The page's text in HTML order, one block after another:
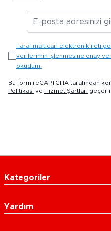
Tarafıma ticari elektronik ileti
verilerimin işlenmesine onay
okudum.
Bu form reCAPTCHA tarafından
Politikası ve Hizmet Şartları
Kategoriler
Yardım